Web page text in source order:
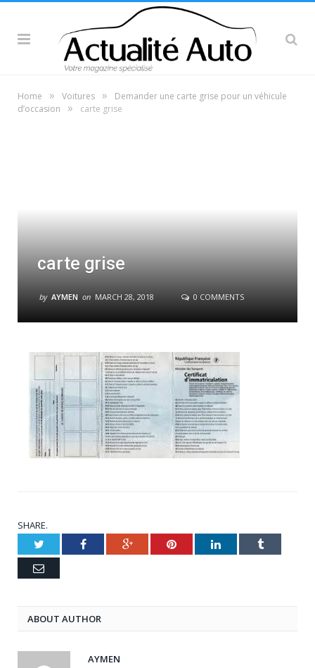
Home » Voitures »
Demander une carte grise pour un véhicule
d’occasion
» carte grise
carte grise
by AYMEN on MARCH 28, 2018 0 COMMENTS
SHARE.
Twitter Facebook Google+ Pinterest LinkedIn Tumblr
Email
ABOUT AUTHOR
AYMEN